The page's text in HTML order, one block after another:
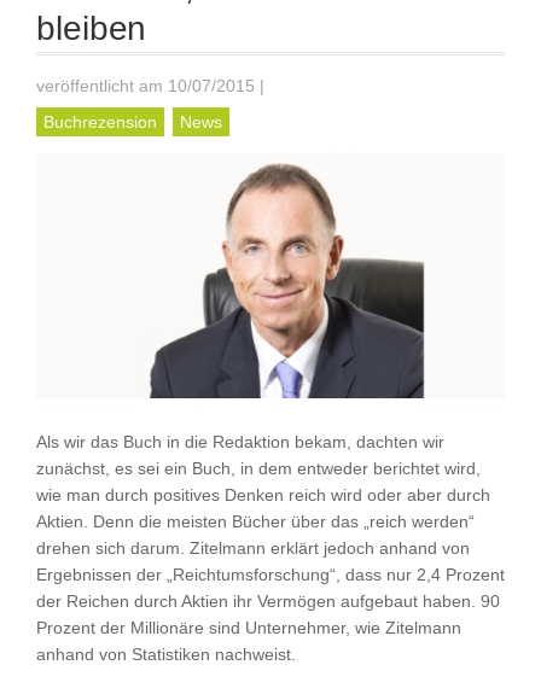
bleiben
veröffentlicht am 10/07/2015 |
Buchrezension
News
Als wir das Buch in die Redaktion bekam, dachten wir
zunächst, es sei ein Buch, in dem entweder berichtet wird,
wie man durch positives Denken reich wird oder aber durch
Aktien. Denn die meisten Bücher über das „reich werden“
drehen sich darum. Zitelmann erklärt jedoch anhand von
Ergebnissen der „Reichtumsforschung“, dass nur 2,4 Prozent
der Reichen durch Aktien ihr Vermögen aufgebaut haben. 90
Prozent der Millionäre sind Unternehmer, wie Zitelmann
anhand von Statistiken nachweist.